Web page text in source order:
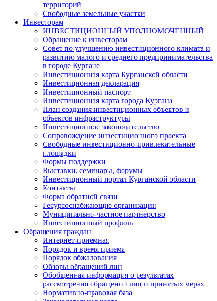
территорий
Свободные земельные участки
Инвесторам
ИНВЕСТИЦИОННЫЙ УПОЛНОМОЧЕННЫЙ
Обращение к инвесторам
Совет по улучшению инвестиционного климата и
развитию малого и среднего предпринимательства
в городе Кургане
Инвестиционная карта Курганской области
Инвестиционная декларация
Инвестиционный паспорт
Инвестиционная карта города Кургана
План создания инвестиционных объектов и
объектов инфраструктуры
Инвестиционное законодательство
Сопровождение инвестиционного проекта
Свободные инвестиционно-привлекательные
площадки
Формы поддержки
Выставки, семинары, форумы
Инвестиционный портал Курганской области
Контакты
Форма обратной связи
Ресурсоснабжающие организации
Муниципально-частное партнерство
Инвестиционный профиль
Обращения граждан
Интернет-приемная
Порядок и время приема
Порядок обжалования
Обзоры обращений лиц
Обобщенная информация о результатах
рассмотрения обращений лиц и принятых мерах
Нормативно-правовая база